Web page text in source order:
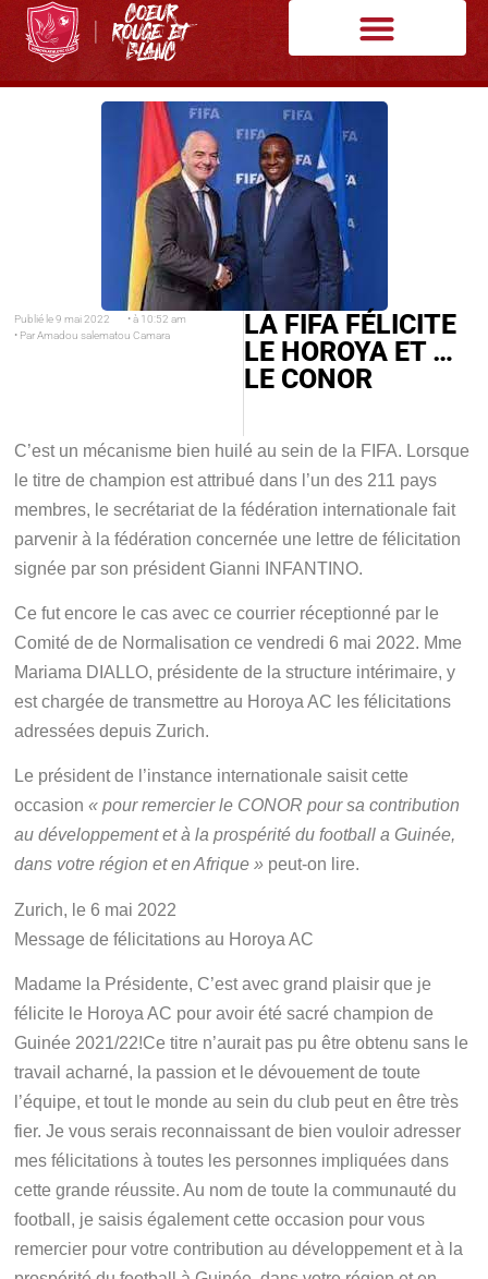
Publié le 9 mai 2022 • à 10:52 am
• ParAmadou salematou Camara
LA FIFA FÉLICITE
LE HOROYA ET …
LE CONOR
C’est un mécanisme bien huilé au sein de la FIFA. Lorsque
le titre de champion est attribué dans l’un des 211 pays
membres, le secrétariat de la fédération internationale fait
parvenir à la fédération concernée une lettre de félicitation
signée par son président Gianni INFANTINO.
Ce fut encore le cas avec ce courrier réceptionné par le
Comité de de Normalisation ce vendredi 6 mai 2022. Mme
Mariama DIALLO, présidente de la structure intérimaire, y
est chargée de transmettre au Horoya AC les félicitations
adressées depuis Zurich.
Le président de l’instance internationale saisit cette
occasion« pour remercier le CONOR pour sa contribution
au développement et à la prospérité du football a Guinée,
dans votre région et en Afrique » peut-on lire.
Zurich, le 6 mai 2022
Message de félicitations au Horoya AC
Madame la Présidente, C’est avec grand plaisir que je
félicite le Horoya AC pour avoir été sacré champion de
Guinée 2021/22!Ce titre n’aurait pas pu être obtenu sans le
travail acharné, la passion et le dévouement de toute
l’équipe, et tout le monde au sein du club peut en être très
fier. Je vous serais reconnaissant de bien vouloir adresser
mes félicitations à toutes les personnes impliquées dans
cette grande réussite. Au nom de toute la communauté du
football, je saisis également cette occasion pour vous
remercier pour votre contribution au développement et à la